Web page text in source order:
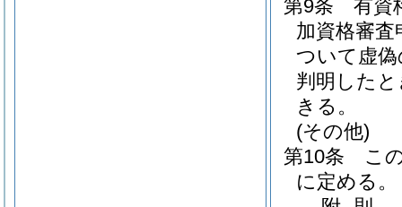
第9条
有資
加資格審査
ついて虚
判明した
きる。
(その他)
第10条
こ
に定める。